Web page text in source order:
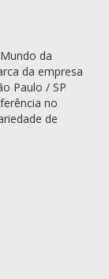
da
da empresa
Paulo / SP
no
de